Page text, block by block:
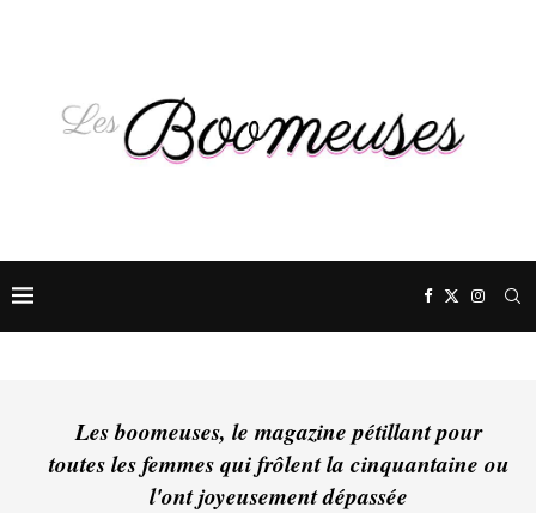
Les boomeuses, le magazine pétillant pour
toutes les femmes qui frôlent la cinquantaine ou
l'ont joyeusement dépassée